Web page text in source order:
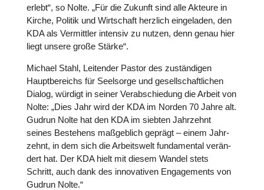
erlebt“, so Nolte. „Für die Zukunft sind alle Akteure in
Kirche, Politik und Wirt­schaft herzlich ein­ge­la­den, den
KDA als Ver­mitt­ler intensiv zu nutzen, denn genau hier
liegt unsere große Stärke“.
Michael Stahl, Lei­ten­der Pastor des zustän­di­gen
Haupt­be­reichs für Seel­sorge und gesell­schaft­li­chen
Dialog, würdigt in seiner Ver­ab­schie­dung die Arbeit von
Nolte: „Dies Jahr wird der KDA im Norden 70 Jahre alt.
Gudrun Nolte hat den KDA im siebten Jahr­zehnt
seines Bestehens maß­geb­lich geprägt – einem Jahr­
zehnt, in dem sich die Arbeits­welt fun­da­men­tal ver­än­
dert hat. Der KDA hielt mit diesem Wandel stets
Schritt, auch dank des inno­va­ti­ven Enga­ge­ments von
Gudrun Nolte.“